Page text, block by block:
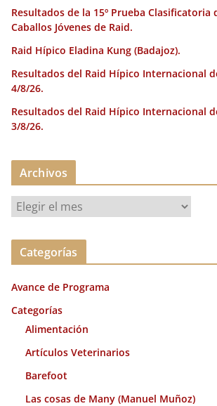
Resultados de la 15º Prueba Clasificatoria
Caballos Jóvenes de Raid.
Raid Hípico Eladina Kung (Badajoz).
Resultados del Raid Hípico Internacional
4/8/26.
Resultados del Raid Hípico Internacional
3/8/26.
Archivos
r
c
v
o
Categorías
Avance de Programa
Categorías
Alimentación
Artículos Veterinarios
Barefoot
Las cosas de Many (Manuel Muñoz)